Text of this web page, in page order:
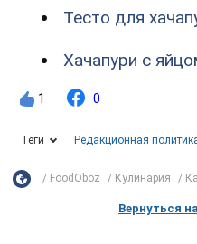
Тесто для
Хачапури с
1 0
Теги Редакционная
FoodOboz Кулинария
Вернуться